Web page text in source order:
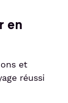
en
et
réussi